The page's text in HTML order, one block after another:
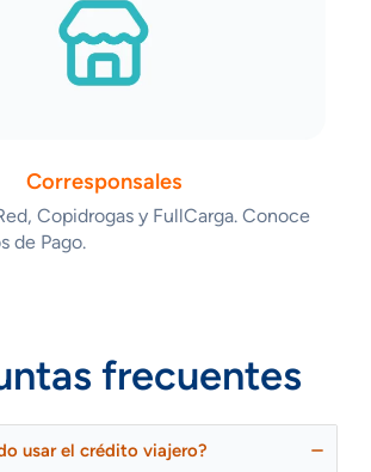
Corresponsales
Copidrogas y FullCarga. Conoce
de Pago.
frecuentes
usar el crédito viajero?